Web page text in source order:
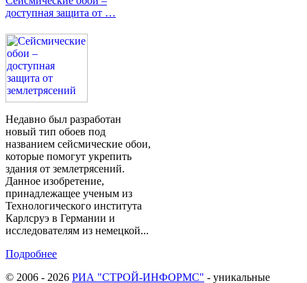
доступная защита от …
Недавно был разработан
новый тип обоев под
названием сейсмические обои,
которые помогут укрепить
здания от землетрясений.
Данное изобретение,
принадлежащее ученым из
Технологического института
Карлсруэ в Германии и
исследователям из немецкой...
Подробнее
© 2006 - 2026 РИА "СТРОЙ-ИНФОРМС" - уникальные